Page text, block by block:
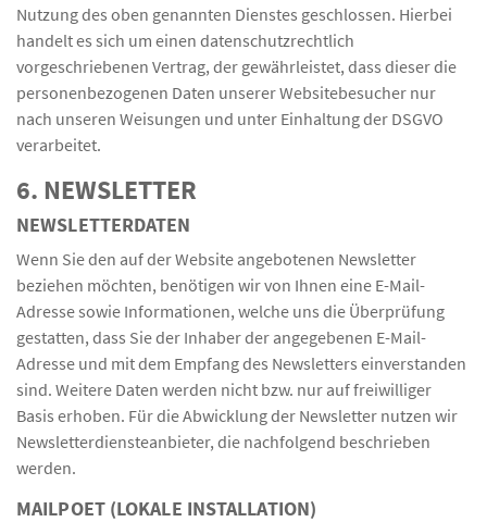
Nutzung des oben genannten Dienstes geschlossen. Hierbei
handelt es sich um einen datenschutzrechtlich
vorgeschriebenen Vertrag, der gewährleistet, dass dieser die
personenbezogenen Daten unserer Websitebesucher nur
nach unseren Weisungen und unter Einhaltung der DSGVO
verarbeitet.
6. NEWSLETTER
NEWSLETTER­DATEN
Wenn Sie den auf der Website angebotenen Newsletter
beziehen möchten, benötigen wir von Ihnen eine E-Mail-
Adresse sowie Informationen, welche uns die Überprüfung
gestatten, dass Sie der Inhaber der angegebenen E-Mail-
Adresse und mit dem Empfang des Newsletters einverstanden
sind. Weitere Daten werden nicht bzw. nur auf freiwilliger
Basis erhoben. Für die Abwicklung der Newsletter nutzen wir
Newsletterdiensteanbieter, die nachfolgend beschrieben
werden.
MAILPOET (LOKALE INSTALLATION)